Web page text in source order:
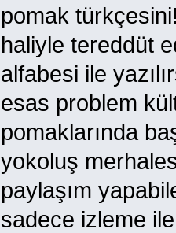
pomak
haliyle tereddüt
alfabesi ile
esas problem
pomaklarında
yokoluş
paylaşım
sadece izleme